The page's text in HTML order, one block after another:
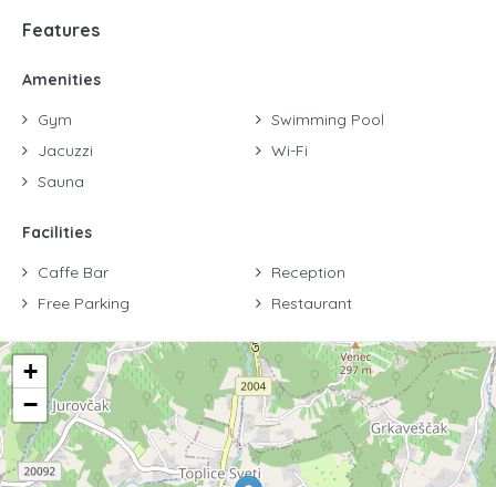
Features
Amenities
Gym
Jacuzzi
Sauna
Swimming Pool
Wi-Fi
Facilities
Caffe Bar
Free Parking
Reception
Restaurant
+
−